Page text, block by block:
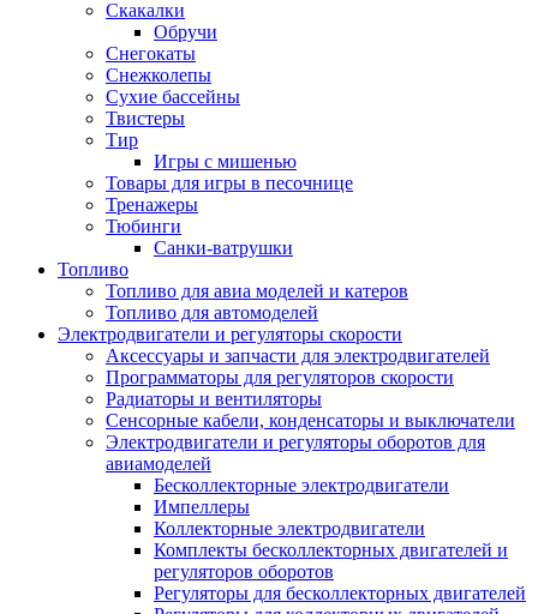
Скакалки
Обручи
Снегокаты
Снежколепы
Сухие бассейны
Твистеры
Тир
Игры с мишенью
Товары для игры в песочнице
Тренажеры
Тюбинги
Санки-ватрушки
Топливо
Топливо для авиа моделей и катеров
Топливо для автомоделей
Электродвигатели и регуляторы скорости
Аксессуары и запчасти для электродвигателей
Программаторы для регуляторов скорости
Радиаторы и вентиляторы
Сенсорные кабели, конденсаторы и выключатели
Электродвигатели и регуляторы оборотов для
авиамоделей
Бесколлекторные электродвигатели
Импеллеры
Коллекторные электродвигатели
Комплекты бесколлекторных двигателей и
регуляторов оборотов
Регуляторы для бесколлекторных двигателей